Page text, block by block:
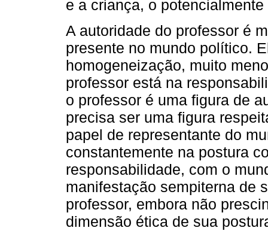
e a criança, o potencialmente
A autoridade do professor é
presente no mundo político.
homogeneização, muito
professor está na
o professor é uma figura de
precisa ser uma figura
papel de representante do
constantemente na postura
responsabilidade, com o
manifestação sempiterna de
professor, embora não
dimensão ética de sua